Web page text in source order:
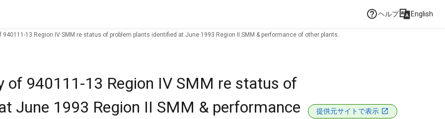
ヘルプ English
13 Region IV SMM re status of problem plants identified at June 1993 Region II SMM & performance of other plants.
of 940111-13 Region IV SMM re status of
June 1993 Region II SMM & performance
提供元サイトで表示